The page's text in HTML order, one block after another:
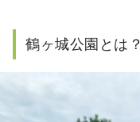
鶴ヶ城公園とは？